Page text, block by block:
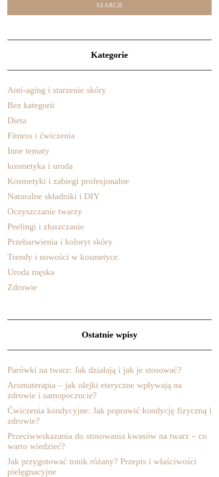
Kategorie
Anti-aging i starzenie skóry
Bez kategorii
Dieta
Fitness i ćwiczenia
Inne tematy
kosmetyka i uroda
Kosmetyki i zabiegi profesjonalne
Naturalne składniki i DIY
Oczyszczanie twarzy
Peelingi i złuszczanie
Przebarwienia i koloryt skóry
Trendy i nowości w kosmetyce
Uroda męska
Zdrowie
Ostatnie wpisy
Parówki na twarz: Jak działają i jak je stosować?
Aromaterapia – jak olejki eteryczne wpływają na
zdrowie i samopoczucie?
Ćwiczenia kondycyjne: Jak poprawić kondycję fizyczną i
zdrowie?
Przeciwwskazania do stosowania kwasów na twarz – co
warto wiedzieć?
Jak przygotować tonik różany? Przepis i właściwości
pielęgnacyjne